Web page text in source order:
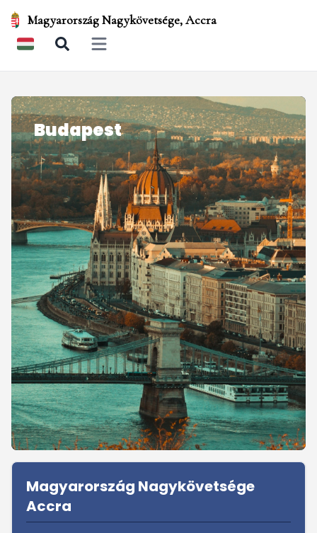
Magyarország Nagykövetsége, Accra
Open main menu
Budapest
Sidebar
Magyarország Nagykövetsége
Accra